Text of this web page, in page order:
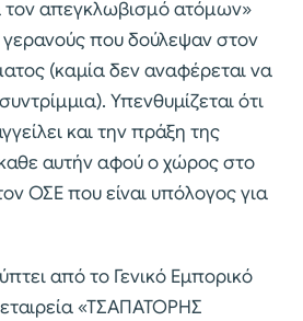
τον απεγκλωβισμό ατόμων»
γερανούς που δούλεψαν στον
(καμία δεν αναφέρεται να
Υπενθυμίζεται ότι
και την πράξη της
αυτήν αφού ο χώρος στο
ΟΣΕ που είναι υπόλογος για
από το Γενικό Εμπορικό
«ΤΣΑΠΑΤΟΡΗΣ